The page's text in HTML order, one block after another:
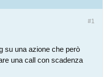
#1
su una azione che però
una call con scadenza